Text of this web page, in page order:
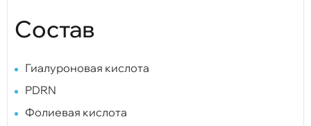
Состав
Гиалуроновая кислота
PDRN
Фолиевая кислота